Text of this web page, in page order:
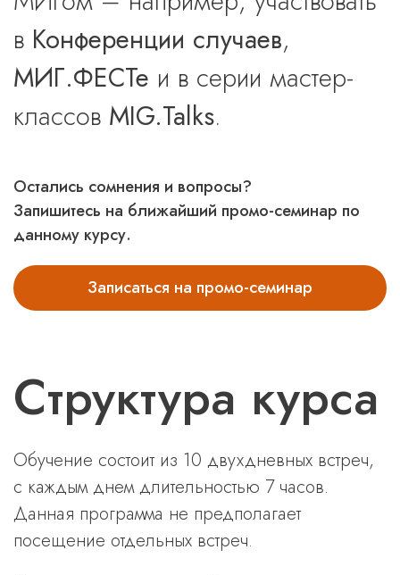
в Конференции случаев,
МИГ.ФЕСТе и в серии мастер-
классов MIG.Talks.
Остались сомнения и вопросы?
Запишитесь на ближайший промо-семинар по
данному курсу.
Записаться на промо-семинар
Структура курса
Обучение состоит из 10 двухдневных встреч,
с каждым днем длительностью 7 часов.
Данная программа не предполагает
посещение отдельных встреч.